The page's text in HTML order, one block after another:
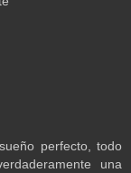
perfecto, todo
una